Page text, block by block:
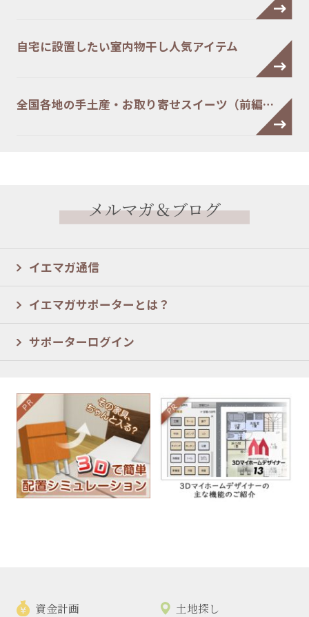
自宅に設置したい室内物干し人気アイテム
全国各地の手土産・お取り寄せスイーツ（前編…
メルマガ＆ブログ
イエマガ通信
イエマガサポーターとは？
サポーターログイン
資金計画 土地探し